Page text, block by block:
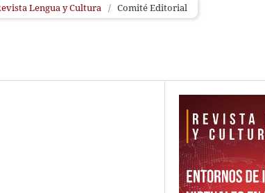
Lengua y Cultura / Comité Editorial